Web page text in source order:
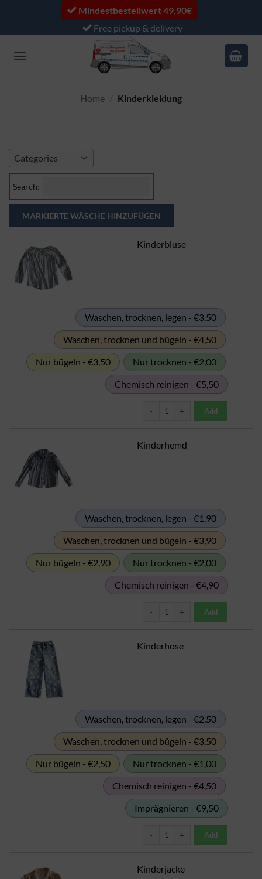
content
Mindestbestellwert 49,90€
Free pickup & delivery
Home Kinderkleidung
Categories
Search:
Kinderbluse
Waschen, trocknen, legen - €3,50
Waschen, trocknen und bügeln - €4,50
Nur bügeln - €3,50
Nur trocknen - €2,00
Chemisch reinigen - €5,50
Add
Kinderhemd
Waschen, trocknen, legen - €1,90
Waschen, trocknen und bügeln - €3,90
Nur bügeln - €2,90
Nur trocknen - €2,00
Chemisch reinigen - €4,90
Add
Kinderhose
Waschen, trocknen, legen - €2,50
Waschen, trocknen und bügeln - €3,50
Nur bügeln - €2,50
Nur trocknen - €1,00
Chemisch reinigen - €4,50
Imprägnieren - €9,50
Add
Kinderjacke